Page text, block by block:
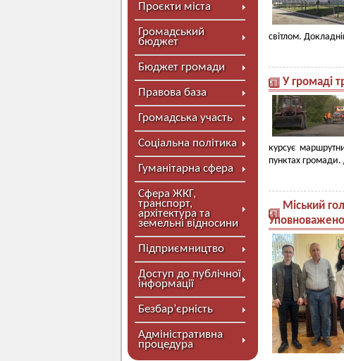
Проєкти міста
Громадський
бюджет
Бюджет громади
Правова база
Громадська участь
Соціальна політика
Гуманітарна сфера
Сфера ЖКГ,
транспорт,
архітектура та
земельні відносини
Підприємництво
Доступ до публічної
інформації
Безбар’єрність
Адміністративна
процедура
світлом.
У громаді
курсує
пунктах
Міський